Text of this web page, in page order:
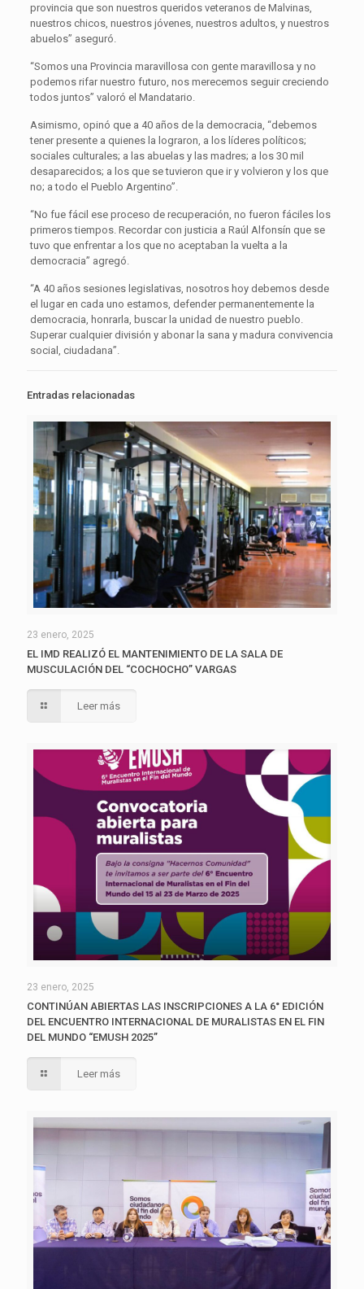
provincia que son nuestros queridos veteranos de Malvinas,
nuestros chicos, nuestros jóvenes, nuestros adultos, y nuestros
abuelos” aseguró.
“Somos una Provincia maravillosa con gente maravillosa y no
podemos rifar nuestro futuro, nos merecemos seguir creciendo
todos juntos” valoró el Mandatario.
Asimismo, opinó que a 40 años de la democracia, “debemos
tener presente a quienes la lograron, a los líderes políticos;
sociales culturales; a las abuelas y las madres; a los 30 mil
desaparecidos; a los que se tuvieron que ir y volvieron y los que
no; a todo el Pueblo Argentino”.
“No fue fácil ese proceso de recuperación, no fueron fáciles los
primeros tiempos. Recordar con justicia a Raúl Alfonsín que se
tuvo que enfrentar a los que no aceptaban la vuelta a la
democracia” agregó.
“A 40 años sesiones legislativas, nosotros hoy debemos desde
el lugar en cada uno estamos, defender permanentemente la
democracia, honrarla, buscar la unidad de nuestro pueblo.
Superar cualquier división y abonar la sana y madura convivencia
social, ciudadana”.
Entradas relacionadas
23 enero, 2025
EL IMD REALIZÓ EL MANTENIMIENTO DE LA SALA DE
MUSCULACIÓN DEL “COCHOCHO” VARGAS
Leer más
23 enero, 2025
CONTINÚAN ABIERTAS LAS INSCRIPCIONES A LA 6° EDICIÓN
DEL ENCUENTRO INTERNACIONAL DE MURALISTAS EN EL FIN
DEL MUNDO “EMUSH 2025”
Leer más